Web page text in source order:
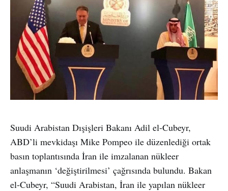
Suudi Arabistan Dışişleri Bakanı Adil el-Cubeyr,
ABD’li mevkidaşı Mike Pompeo ile düzenlediği ortak
basın toplantısında İran ile imzalanan nükleer
anlaşmanın ‘değiştirilmesi’ çağrısında bulundu. Bakan
el-Cubeyr, “Suudi Arabistan, İran ile yapılan nükleer